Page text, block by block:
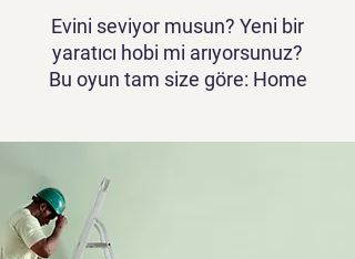
Evini seviyor musun? Yeni bir
yaratıcı hobi mi arıyorsunuz?
Bu oyun tam size göre: Home
oynayın - bir iç mimarın
hayatını yaşamanıza izin
veren rahatlatıcı, eğlenceli bir